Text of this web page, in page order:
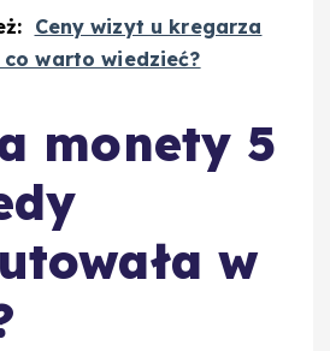
Ceny wizyt u kregarza
warto wiedzieć?
monety 5
w